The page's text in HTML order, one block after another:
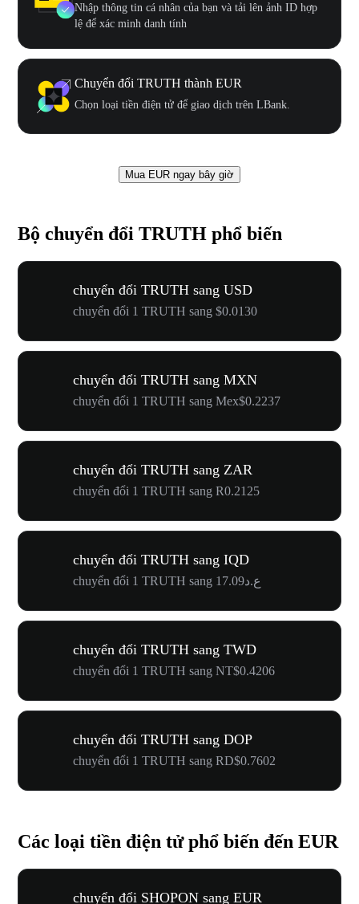
Nhập thông tin cá nhân của bạn và tải lên ảnh ID hợp
lệ để xác minh danh tính
Chuyển đổi TRUTH thành EUR
Chọn loại tiền điện tử để giao dịch trên LBank.
Mua EUR ngay bây giờ
Bộ chuyển đổi TRUTH phổ biến
chuyển đổi TRUTH sang USD
chuyển đổi 1 TRUTH sang $0.0130
chuyển đổi TRUTH sang MXN
chuyển đổi 1 TRUTH sang Mex$0.2237
chuyển đổi TRUTH sang ZAR
chuyển đổi 1 TRUTH sang R0.2125
chuyển đổi TRUTH sang IQD
chuyển đổi 1 TRUTH sang ع.د17.09
chuyển đổi TRUTH sang TWD
chuyển đổi 1 TRUTH sang NT$0.4206
chuyển đổi TRUTH sang DOP
chuyển đổi 1 TRUTH sang RD$0.7602
Các loại tiền điện tử phổ biến đến EUR
chuyển đổi SHOPON sang EUR